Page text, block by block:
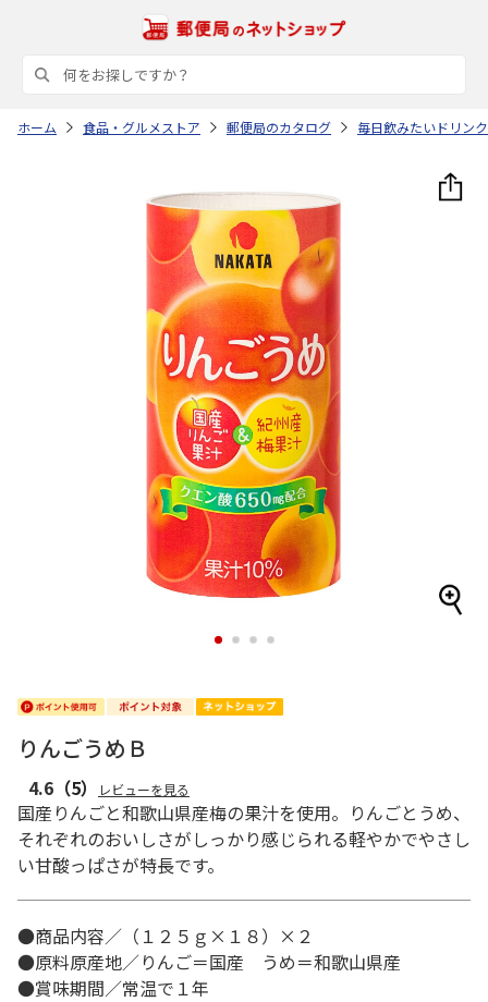
ホーム 食品・グルメストア 郵便局のカタログ 毎日飲みたいドリン
1 2 3 4
りんごうめＢ
4.6 （5） レビューを見る
国産りんごと和歌山県産梅の果汁を使用。りんごとうめ、
それぞれのおいしさがしっかり感じられる軽やかでやさし
い甘酸っぱさが特長です。
●商品内容／（１２５ｇ×１８）×２
●原料原産地／りんご＝国産 うめ＝和歌山県産
●賞味期間／常温で１年